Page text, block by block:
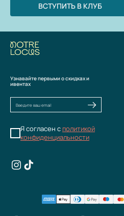
ВСТУПИТЬ В КЛУБ
Узнавайте первыми о скидках и
ивентах
Я согласен с политикой
конфиденциальности